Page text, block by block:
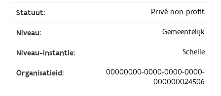
Statuut:
Privé non-profit
Niveau: Gemeentelijk
Niveau-instantie: Schelle
Organisatieid:
00000000-0000-0000-0000-
000000024506